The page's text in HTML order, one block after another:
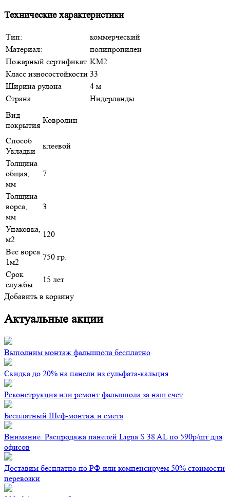
Технические характеристики
Тип:
коммерческий
Материал:
полипропилен
Пожарный сертификат KM2
Класс износостойкости 33
Ширина рулона
4 м
Страна:
Нидерланды
Вид
покрытия
Ковролин
Способ
Укладки
клеевой
Толщина
общая,
мм
7
Толщина
ворса,
мм
3
Упаковка,
м2
120
Вес ворса
1м2
750 гр.
Срок
службы
15 лет
Добавить в корзину
Актуальные акции
Выполним монтаж фальшпола бесплатно
Скидка до 20% на панели из сульфата-кальция
Реконструкция или ремонт фальшпола за наш счет
Бесплатный Шеф-монтаж и смета
Внимание: Распродажа панелей Ligna S 38 AL по 590р/шт для
офисов
Доставим бесплатно по РФ или компенсируем 50% стоимости
перевозки